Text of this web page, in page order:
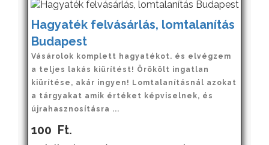
Hagyaték felvásárlás, lomtalanítás
Budapest
Vásárolok komplett hagyatékot. és elvégzem
a teljes lakás kiürítést! Örökölt ingatlan
kiürítése, akár ingyen! Lomtalanításnál azokat
a tárgyakat amik értéket képviselnek, és
újrahasznosításra ...
100 Ft.